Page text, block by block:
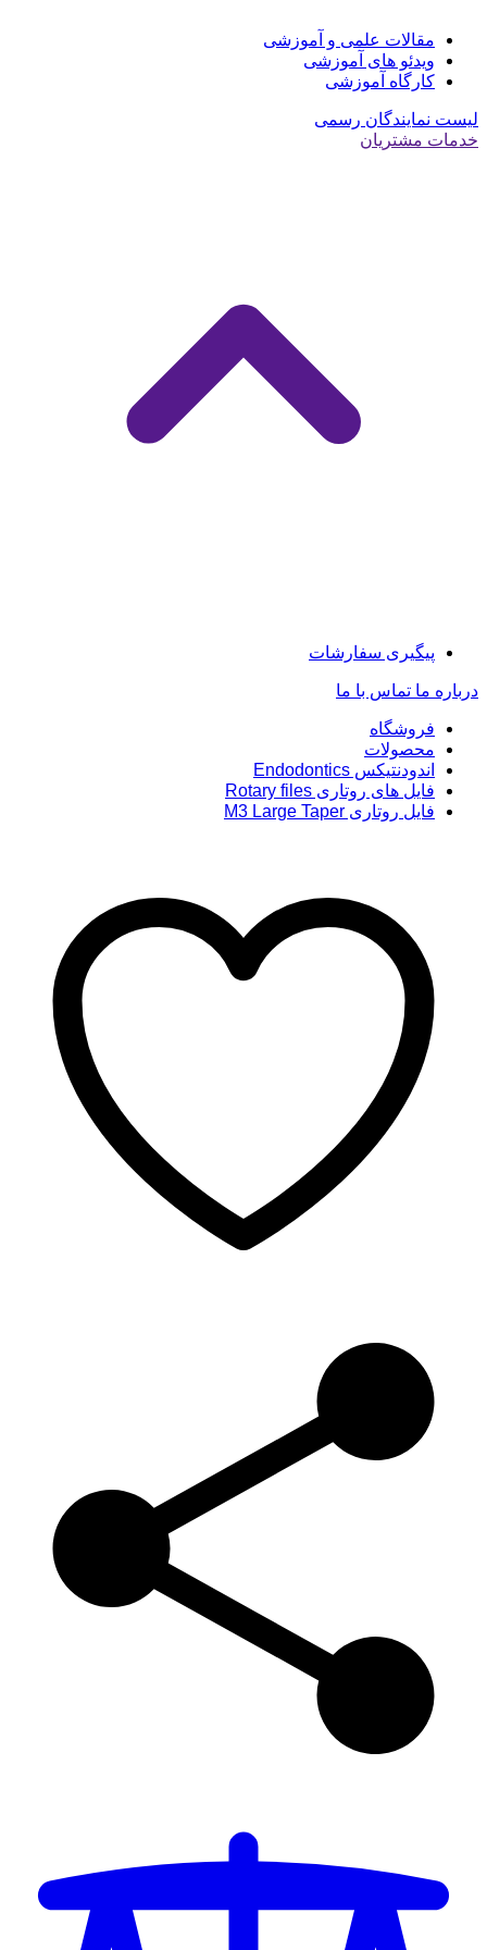
مقالات علمی و آموزشی
ویدئو های آموزشی
کارگاه آموزشی
لیست نمایندگان رسمی
خدمات مشتریان
پیگیری سفارشات
درباره ما تماس با ما
فروشگاه
محصولات
اندودنتیکس Endodontics
فایل های روتاری Rotary files
فایل روتاری M3 Large Taper